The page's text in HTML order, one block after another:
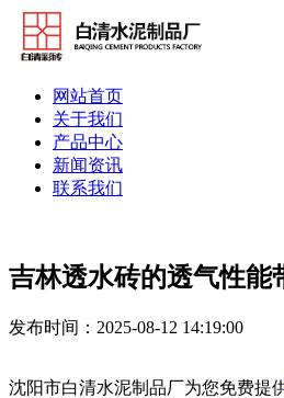
网站首页
关于我们
产品中心
新闻资讯
联系我们
吉林透水砖的透气性能
发布时间：2025-08-12 14:19:00
沈阳市白清水泥制品厂为您免费提